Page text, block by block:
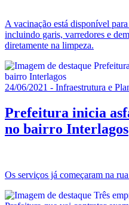
A vacinação está disponível
incluindo garis, varredores e
diretamente na limpeza.
24/06/2021 - Infraestrutura e
Prefeitura inicia
no bairro Interlagos
Os serviços já começaram na